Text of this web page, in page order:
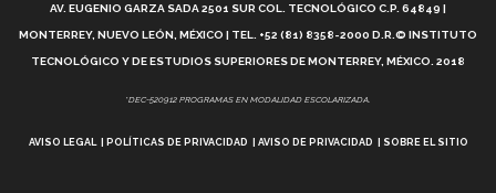
¿Cómo es el Modelo Educativo Tec? (video)
Vida Tec: Feminismo e Inteligencia Artificial, Paola
AV. EUGENIO GARZA SADA 2501 SUR COL. TECNOLÓGICO C.P. 64849 |
MONTERREY, NUEVO LEÓN, MÉXICO | TEL. +52 (81) 8358-2000 D.R.© INSTITUTO
TECNOLÓGICO Y DE ESTUDIOS SUPERIORES DE MONTERREY, MÉXICO. 2018
*DEC-520912 PROGRAMAS EN MODALIDAD ESCOLARIZADA.
AVISO LEGAL POLÍTICAS DE PRIVACIDAD AVISO DE PRIVACIDAD SOBRE EL SITIO